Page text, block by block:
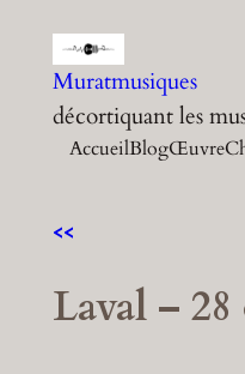
contenu
Muratmusiques
décortiquant les
AccueilBlogŒuvre
<<
Laval –